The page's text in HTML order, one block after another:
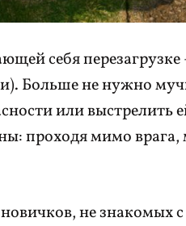
себя
Больше не нужно
или выстрелить
проходя мимо
не знакомых